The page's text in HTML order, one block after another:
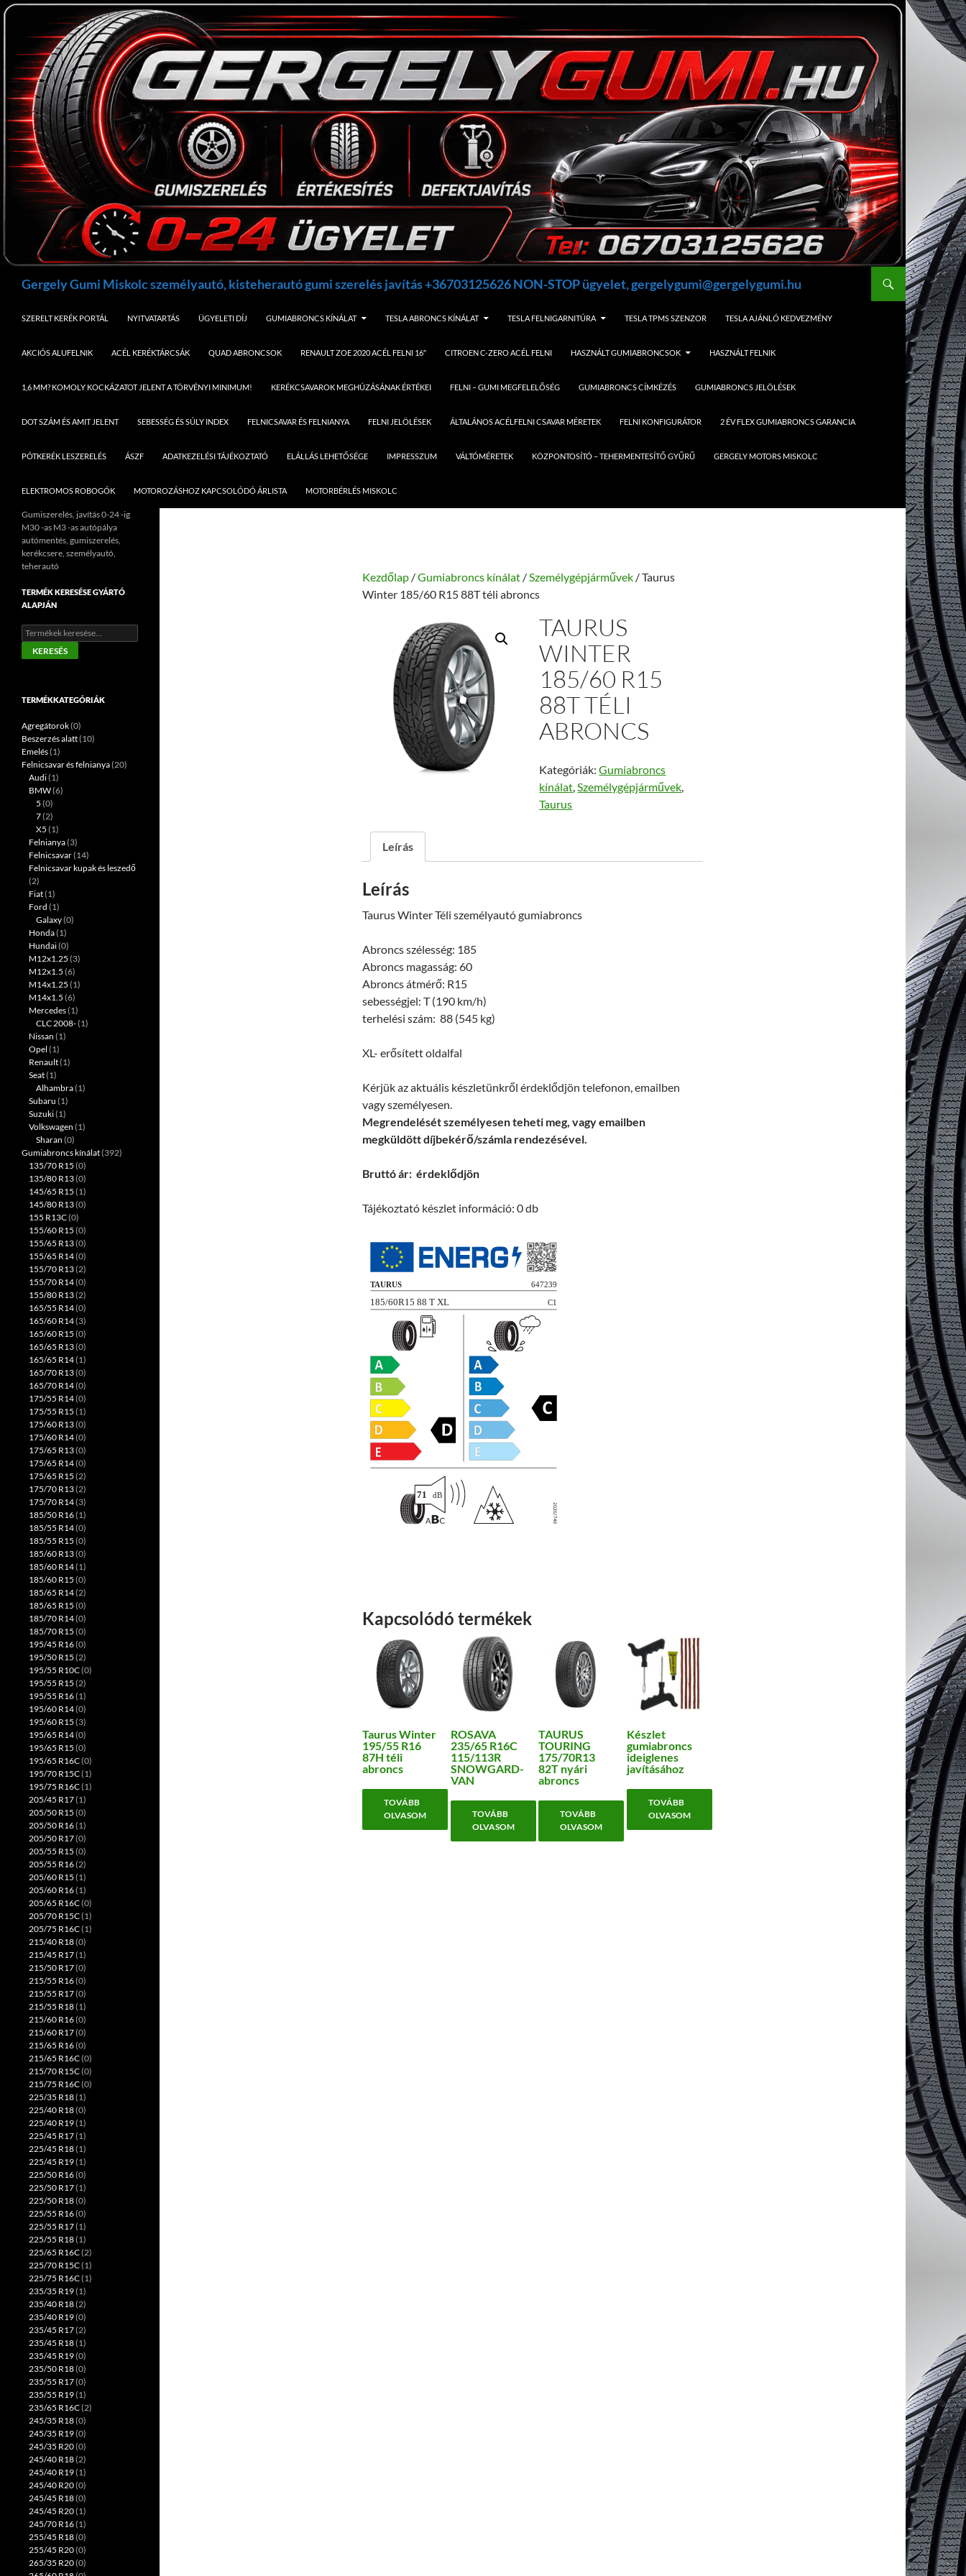
Kilépés
tartalomba
Gergely Gumi Miskolc személyautó, kisteherautó gumi szerelés javítás +36703125626 NON-STOP ügyelet, gergelygumi@gergelygumi.hu
SZERELT KERÉK PORTÁL NYITVATARTÁS ÜGYELETI DÍJ GUMIABRONCS KÍNÁLAT TESLA ABRONCS KÍNÁLAT TESLA FELNIGARNITÚRA TESLA TPMS SZENZOR TESLA AJÁNLÓ KEDVEZMÉNY
AKCIÓS ALUFELNIK ACÉL KERÉKTÁRCSÁK QUAD ABRONCSOK RENAULT ZOE 2020 ACÉL FELNI 16″ CITROEN C-ZERO ACÉL FELNI HASZNÁLT GUMIABRONCSOK HASZNÁLT FELNIK
1,6 MM? KOMOLY KOCKÁZATOT JELENT A TÖRVÉNYI MINIMUM! KERÉKCSAVAROK MEGHÚZÁSÁNAK ÉRTÉKEI FELNI – GUMI MEGFELELŐSÉG GUMIABRONCS CÍMKÉZÉS GUMIABRONCS JELÖLÉSEK
DOT SZÁM ÉS AMIT JELENT SEBESSÉG ÉS SÚLY INDEX FELNICSAVAR ÉS FELNIANYA FELNI JELÖLÉSEK ÁLTALÁNOS ACÉLFELNI CSAVAR MÉRETEK FELNI KONFIGURÁTOR 2 ÉV FLEX GUMIABRONCS GARANCIA
PÓTKERÉK LESZERELÉS ÁSZF ADATKEZELÉSI TÁJÉKOZTATÓ ELÁLLÁS LEHETŐSÉGE IMPRESSZUM VÁLTÓMÉRETEK KÖZPONTOSÍTÓ – TEHERMENTESÍTŐ GYŰRŰ GERGELY MOTORS MISKOLC
ELEKTROMOS ROBOGÓK MOTOROZÁSHOZ KAPCSOLÓDÓ ÁRLISTA MOTORBÉRLÉS MISKOLC
Kezdőlap /Gumiabroncs kínálat /Személygépjárművek / Taurus
Winter 185/60 R15 88T téli abroncs
TAURUS
WINTER
185/60 R15
88T TÉLI
ABRONCS
Kategóriák:Gumiabroncs
kínálat,Személygépjárművek,
Taurus
Leírás
Leírás
Taurus Winter Téli személyautó gumiabroncs
Abroncs szélesség: 185
Abroncs magasság: 60
Abroncs átmérő: R15
sebességjel: T (190 km/h)
terhelési szám: 88 (545 kg)
XL- erősített oldalfal
Kérjük az aktuális készletünkről érdeklődjön telefonon, emailben
vagy személyesen.
Megrendelését személyesen teheti meg, vagy emailben
megküldött díjbekérő/számla rendezésével.
Bruttó ár: érdeklődjön
Tájékoztató készlet információ: 0 db
Kapcsolódó termékek
Taurus Winter
195/55 R16
87H téli
abroncs
TOVÁBB
OLVASOM
ROSAVA
235/65 R16C
115/113R
SNOWGARD-
VAN
TOVÁBB
OLVASOM
TAURUS
TOURING
175/70R13
82T nyári
abroncs
TOVÁBB
OLVASOM
Készlet
gumiabroncs
ideiglenes
javításához
TOVÁBB
OLVASOM
Gumiszerelés, javítás 0-24 -ig
M30 -as M3 -as autópálya
autómentés, gumiszerelés,
kerékcsere, személyautó,
teherautó
TERMÉK KERESÉSE GYÁRTÓ
ALAPJÁN
Keresés
a
következőre:
KERESÉS
TERMÉKKATEGÓRIÁK
Agregátorok(0)
Beszerzés alatt(10)
Emelés(1)
Felnicsavar és felnianya(20)
Audi(1)
BMW(6)
5 (0)
7(2)
X5 (1)
Felnianya(3)
Felnicsavar(14)
Felnicsavar kupak és leszedő
(2)
Fiat(1)
Ford (1)
Galaxy(0)
Honda(1)
Hundai(0)
M12x1.25 (3)
M12x1.5 (6)
M14x1.25 (1)
M14x1.5 (6)
Mercedes(1)
CLC 2008-(1)
Nissan (1)
Opel (1)
Renault(1)
Seat(1)
Alhambra(1)
Subaru (1)
Suzuki(1)
Volkswagen (1)
Sharan (0)
Gumiabroncs kínálat(392)
135/70 R15 (0)
135/80 R13(0)
145/65 R15 (1)
145/80 R13(0)
155 R13C(0)
155/60 R15 (0)
155/65 R13(0)
155/65 R14(0)
155/70 R13(2)
155/70 R14(0)
155/80 R13(2)
165/55 R14(0)
165/60 R14(3)
165/60 R15 (0)
165/65 R13(0)
165/65 R14(1)
165/70 R13(0)
165/70 R14(0)
175/55 R14(0)
175/55 R15 (1)
175/60 R13(0)
175/60 R14(0)
175/65 R13(0)
175/65 R14(0)
175/65 R15 (2)
175/70 R13(2)
175/70 R14(3)
185/50 R16(1)
185/55 R14(0)
185/55 R15 (0)
185/60 R13(0)
185/60 R14(1)
185/60 R15 (0)
185/65 R14(2)
185/65 R15 (0)
185/70 R14(0)
185/70 R15 (0)
195/45 R16(0)
195/50 R15 (2)
195/55 R10C(0)
195/55 R15 (2)
195/55 R16(1)
195/60 R14(0)
195/60 R15 (3)
195/65 R14(0)
195/65 R15 (0)
195/65 R16C(0)
195/70 R15C(1)
195/75 R16C(1)
205/45 R17(1)
205/50 R15 (0)
205/50 R16(1)
205/50 R17(0)
205/55 R15 (0)
205/55 R16(2)
205/60 R15 (1)
205/60 R16(1)
205/65 R16C(0)
205/70 R15C(1)
205/75 R16C(1)
215/40 R18(0)
215/45 R17(1)
215/50 R17(0)
215/55 R16(0)
215/55 R17(0)
215/55 R18(1)
215/60 R16(0)
215/60 R17(0)
215/65 R16(0)
215/65 R16C(0)
215/70 R15C(0)
215/75 R16C(0)
225/35 R18(1)
225/40 R18(0)
225/40 R19(1)
225/45 R17(1)
225/45 R18(1)
225/45 R19(1)
225/50 R16(0)
225/50 R17(1)
225/50 R18(0)
225/55 R16(0)
225/55 R17(1)
225/55 R18(1)
225/65 R16C(2)
225/70 R15C(1)
225/75 R16C(1)
235/35 R19(1)
235/40 R18(2)
235/40 R19(0)
235/45 R17(2)
235/45 R18(1)
235/45 R19(0)
235/50 R18(0)
235/55 R17(0)
235/55 R19(1)
235/65 R16C(2)
245/35 R18(0)
245/35 R19(0)
245/35 R20(0)
245/40 R18(2)
245/40 R19(1)
245/40 R20(0)
245/45 R18(0)
245/45 R20(1)
245/70 R16(1)
255/45 R18(0)
255/45 R20(0)
265/35 R20(0)